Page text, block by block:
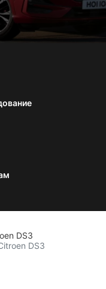
DS3
DS3